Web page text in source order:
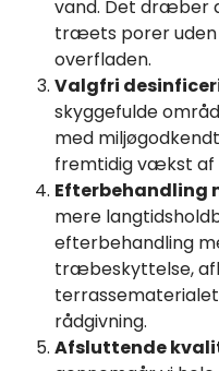
vand. Det dræber
træets porer uden
overfladen.
Valgfri
skyggefulde
med
fremtidig vækst af
Efterbehandling
mere
efterbehandling
træbeskyttelse,
rådgivning.
Afsluttende